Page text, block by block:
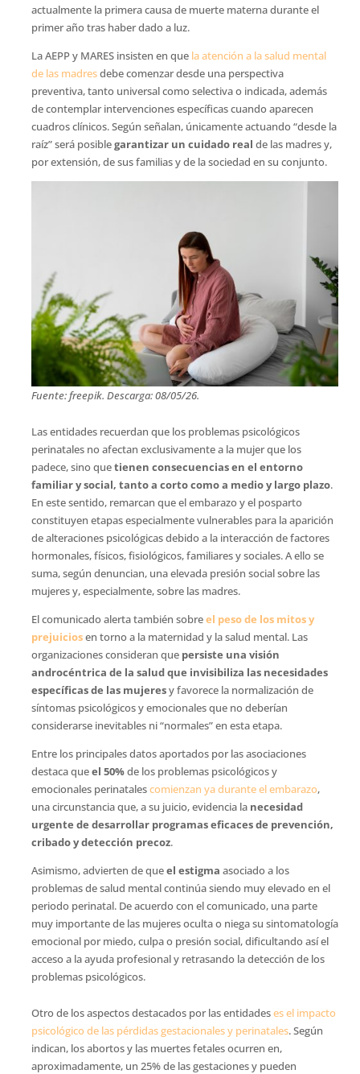
actualmente la primera causa de muerte materna durante el
primer año tras haber dado a luz.
La AEPP y MARES insisten en que la atención a la salud mental
de las madresdebe comenzar desde una perspectiva
preventiva, tanto universal como selectiva o indicada, además
de contemplar intervenciones específicas cuando aparecen
cuadros clínicos. Según señalan, únicamente actuando “desde la
raíz” será posiblegarantizar un cuidado real de las madres y,
por extensión, de sus familias y de la sociedad en su conjunto.
Fuente: freepik. Descarga: 08/05/26.
Las entidades recuerdan que los problemas psicológicos
perinatales no afectan exclusivamente a la mujer que los
padece, sino quetienen consecuencias en el entorno
familiar y social, tanto a corto como a medio y largo plazo.
En este sentido, remarcan que el embarazo y el posparto
constituyen etapas especialmente vulnerables para la aparición
de alteraciones psicológicas debido a la interacción de factores
hormonales, físicos, fisiológicos, familiares y sociales. A ello se
suma, según denuncian, una elevada presión social sobre las
mujeres y, especialmente, sobre las madres.
El comunicado alerta también sobreel peso de los mitos y
prejuiciosen torno a la maternidad y la salud mental. Las
organizaciones consideran que persiste una visión
androcéntrica de la salud que invisibiliza las necesidades
específicas de las mujeresy favorece la normalización de
síntomas psicológicos y emocionales que no deberían
considerarse inevitables ni “normales” en esta etapa.
Entre los principales datos aportados por las asociaciones
destaca queel 50%de los problemas psicológicos y
emocionales perinatalescomienzan ya durante el embarazo,
una circunstancia que, a su juicio, evidencia la necesidad
urgente de desarrollar programas eficaces de prevención,
cribado y detección precoz.
Asimismo, advierten de queel estigma asociado a los
problemas de salud mental continúa siendo muy elevado en el
periodo perinatal. De acuerdo con el comunicado, una parte
muy importante de las mujeres oculta o niega su sintomatología
emocional por miedo, culpa o presión social, dificultando así el
acceso a la ayuda profesional y retrasando la detección de los
problemas psicológicos.
Otro de los aspectos destacados por las entidadeses el impacto
psicológico de las pérdidas gestacionales y perinatales. Según
indican, los abortos y las muertes fetales ocurren en,
aproximadamente, un 25% de las gestaciones y pueden